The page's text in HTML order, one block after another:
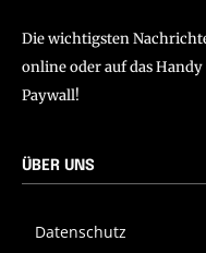
Die wichtigsten
online oder auf das
Paywall!
ÜBER UNS
Datenschutz